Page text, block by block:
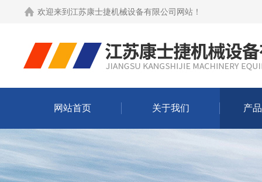
欢迎来到 江苏康士捷机械设备有限公司网站 ！
网站首页 关于我们 产